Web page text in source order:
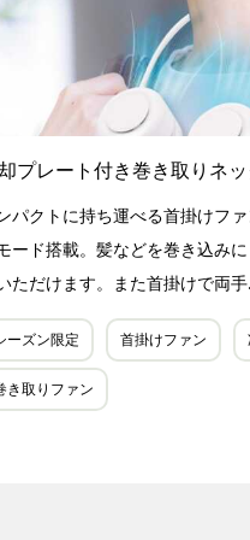
プレート付き巻き取りネ
パクトに持ち運べる首掛けフ
ード搭載。髪などを巻き込み
ただけます。また首掛けで両
ーズン限定 首掛けファン
き取りファン